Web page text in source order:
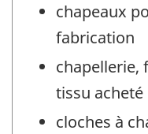
chapeaux
fabrication
chapellerie,
tissu acheté
cloches à